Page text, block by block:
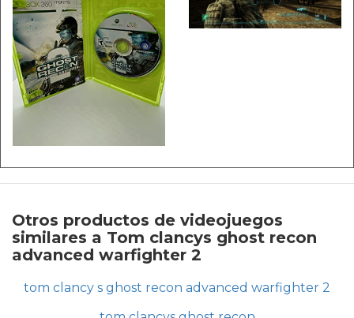
Otros productos de videojuegos
similares a Tom clancys ghost recon
advanced warfighter 2
tom clancy s ghost recon advanced warfighter 2